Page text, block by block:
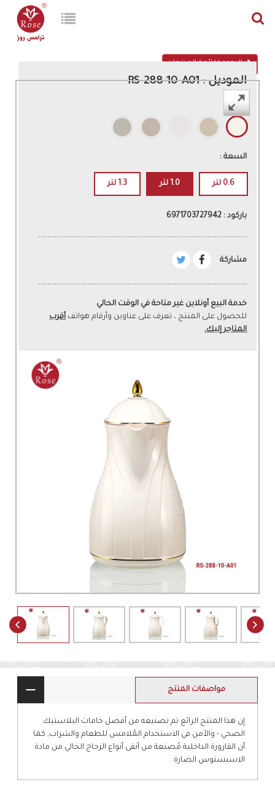
الرجوع لقائمة المنتجات
الموديل : RS-288-10-A01
اللون :
السعة :
0.6 لتر 1.0 لتر 1.3 لتر
باركود : 6971703727942
مشاركة
خدمة البيع أونلاين غير متاحة في الوقت الحالي
للحصول على المنتج ، تعرف على عناوين وأرقام هواتفأقرب
المتاجر إليك.
مواصفات المنتج
إن هذا المنتج الرائع تم تصنيعه من أفضل خامات البلاستيك
الصحي - والآمن في الاستخدام المُلامس للطعام والشراب, كما
أن القارورة الداخلية مُصنعة من أنقى أنواع الزجاج الخالي من مادة
الاسبستوس الضارة